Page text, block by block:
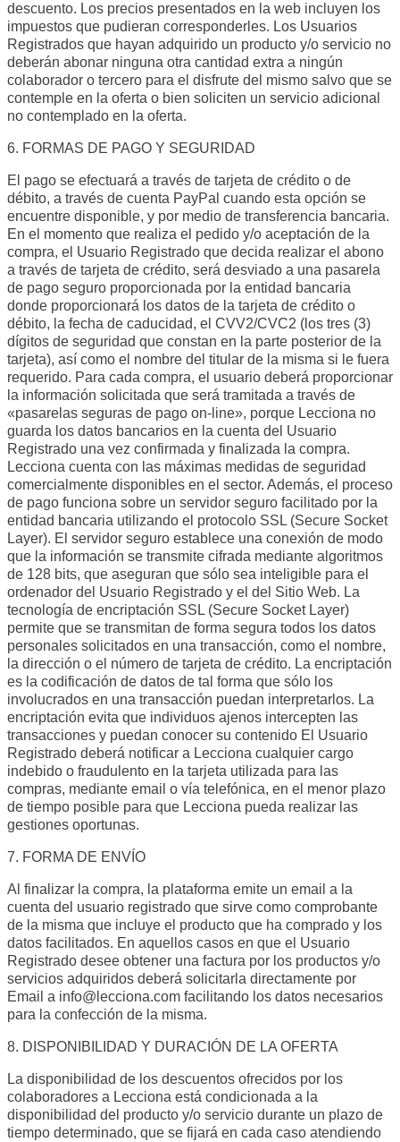
descuento. Los precios presentados en la web incluyen los
impuestos que pudieran corresponderles. Los Usuarios
Registrados que hayan adquirido un producto y/o servicio no
deberán abonar ninguna otra cantidad extra a ningún
colaborador o tercero para el disfrute del mismo salvo que se
contemple en la oferta o bien soliciten un servicio adicional
no contemplado en la oferta.
6. FORMAS DE PAGO Y SEGURIDAD
El pago se efectuará a través de tarjeta de crédito o de
débito, a través de cuenta PayPal cuando esta opción se
encuentre disponible, y por medio de transferencia bancaria.
En el momento que realiza el pedido y/o aceptación de la
compra, el Usuario Registrado que decida realizar el abono
a través de tarjeta de crédito, será desviado a una pasarela
de pago seguro proporcionada por la entidad bancaria
donde proporcionará los datos de la tarjeta de crédito o
débito, la fecha de caducidad, el CVV2/CVC2 (los tres (3)
dígitos de seguridad que constan en la parte posterior de la
tarjeta), así como el nombre del titular de la misma si le fuera
requerido. Para cada compra, el usuario deberá proporcionar
la información solicitada que será tramitada a través de
«pasarelas seguras de pago on-line», porque Lecciona no
guarda los datos bancarios en la cuenta del Usuario
Registrado una vez confirmada y finalizada la compra.
Lecciona cuenta con las máximas medidas de seguridad
comercialmente disponibles en el sector. Además, el proceso
de pago funciona sobre un servidor seguro facilitado por la
entidad bancaria utilizando el protocolo SSL (Secure Socket
Layer). El servidor seguro establece una conexión de modo
que la información se transmite cifrada mediante algoritmos
de 128 bits, que aseguran que sólo sea inteligible para el
ordenador del Usuario Registrado y el del Sitio Web. La
tecnología de encriptación SSL (Secure Socket Layer)
permite que se transmitan de forma segura todos los datos
personales solicitados en una transacción, como el nombre,
la dirección o el número de tarjeta de crédito. La encriptación
es la codificación de datos de tal forma que sólo los
involucrados en una transacción puedan interpretarlos. La
encriptación evita que individuos ajenos intercepten las
transacciones y puedan conocer su contenido El Usuario
Registrado deberá notificar a Lecciona cualquier cargo
indebido o fraudulento en la tarjeta utilizada para las
compras, mediante email o vía telefónica, en el menor plazo
de tiempo posible para que Lecciona pueda realizar las
gestiones oportunas.
7. FORMA DE ENVÍO
Al finalizar la compra, la plataforma emite un email a la
cuenta del usuario registrado que sirve como comprobante
de la misma que incluye el producto que ha comprado y los
datos facilitados. En aquellos casos en que el Usuario
Registrado desee obtener una factura por los productos y/o
servicios adquiridos deberá solicitarla directamente por
Email a info@lecciona.com facilitando los datos necesarios
para la confección de la misma.
8. DISPONIBILIDAD Y DURACIÓN DE LA OFERTA
La disponibilidad de los descuentos ofrecidos por los
colaboradores a Lecciona está condicionada a la
disponibilidad del producto y/o servicio durante un plazo de
tiempo determinado, que se fijará en cada caso atendiendo